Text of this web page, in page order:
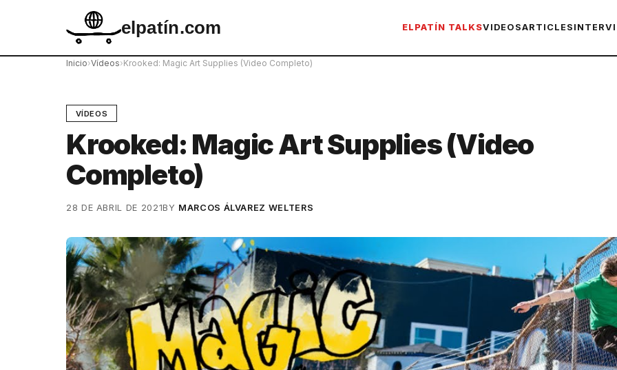
elpatín.com ELPATÍN TALKSVIDEOSARTICLES
Inicio›Vídeos›Krooked: Magic Art Supplies (Video Completo)
VÍDEOS
Krooked: Magic Art Supplies (Video
Completo)
28 DE ABRIL DE 2021BY MARCOS ÁLVAREZ WELTERS